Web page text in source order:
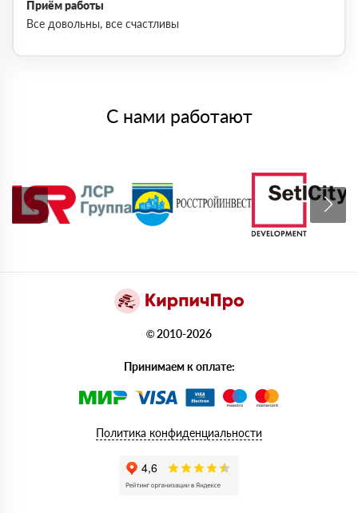
Приём работы
Все довольны, все счастливы
С нами работают
© 2010-2026
Принимаем к оплате:
Политика конфиденциальности